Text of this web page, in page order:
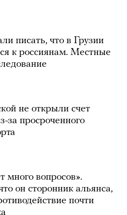
писать, что в Грузии
к россиянам. Местные
не открыли счет
за просроченного
вопросов».
он сторонник альянса,
почти